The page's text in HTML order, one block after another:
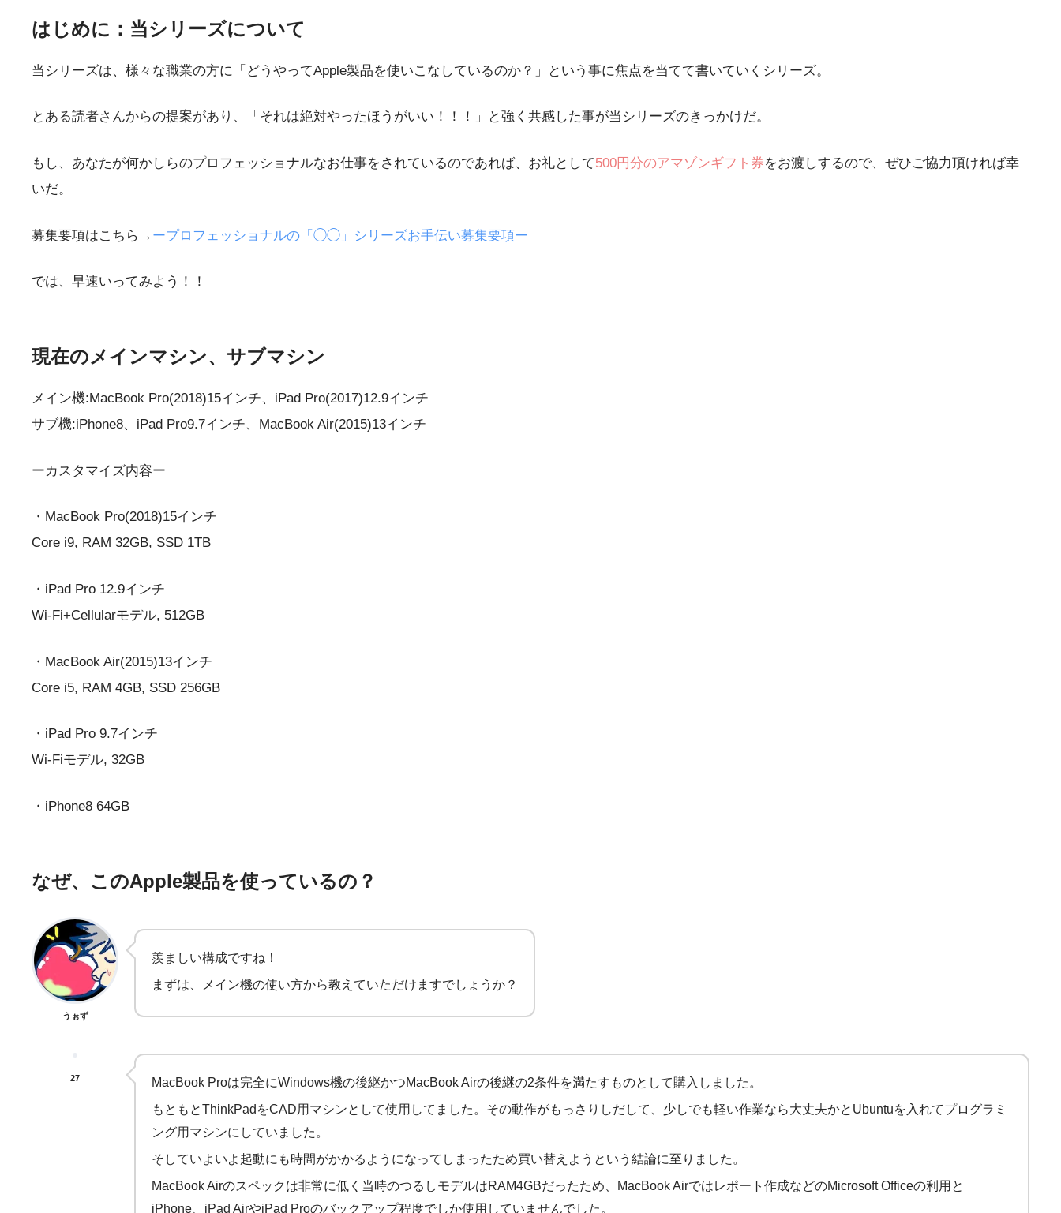
はじめに：当シリーズについて
当シリーズは、様々な職業の方に「どうやってApple製品を使いこなしているのか？」という事に焦点を当てて書いていくシリーズ。
とある読者さんからの提案があり、「それは絶対やったほうがいい！！！」と強く共感した事が当シリーズのきっかけだ。
もし、あなたが何かしらのプロフェッショナルなお仕事をされているのであれば、お礼として500円分のアマゾンギフト券をお渡しするので、ぜひご協力頂ければ幸
いだ。
募集要項はこちら→ ープロフェッショナルの「◯◯」シリーズお手伝い募集要項ー
では、早速いってみよう！！
現在のメインマシン、サブマシン
メイン機:MacBook Pro(2018)15インチ、iPad Pro(2017)12.9インチ
サブ機:iPhone8、iPad Pro9.7インチ、MacBook Air(2015)13インチ
ーカスタマイズ内容ー
・MacBook Pro(2018)15インチ
Core i9, RAM 32GB, SSD 1TB
・iPad Pro 12.9インチ
Wi-Fi+Cellularモデル, 512GB
・MacBook Air(2015)13インチ
Core i5, RAM 4GB, SSD 256GB
・iPad Pro 9.7インチ
Wi-Fiモデル, 32GB
・iPhone8 64GB
なぜ、このApple製品を使っているの？
うぉず
羨ましい構成ですね！
まずは、メイン機の使い方から教えていただけますでしょうか？
27
MacBook Proは完全にWindows機の後継かつMacBook Airの後継の2条件を満たすものとして購入しました。
もともとThinkPadをCAD用マシンとして使用してました。その動作がもっさりしだして、少しでも軽い作業なら大丈夫かとUbuntuを入れてプログラミ
ング用マシンにしていました。
そしていよいよ起動にも時間がかかるようになってしまったため買い替えようという結論に至りました。
MacBook Airのスペックは非常に低く当時のつるしモデルはRAM4GBだったため、MacBook Airではレポート作成などのMicrosoft Officeの利用と
iPhone、iPad AirやiPad Proのバックアップ程度でしか使用していませんでした。